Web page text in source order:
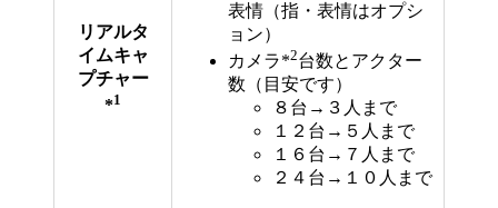
リアルタ
イムキャ
プチャー
*1
表情（指・表情はオプシ
ョン）
カメラ*2台数とアクター
数（目安です）
８台→３人まで
１２台→５人まで
１６台→７人まで
２４台→１０人まで